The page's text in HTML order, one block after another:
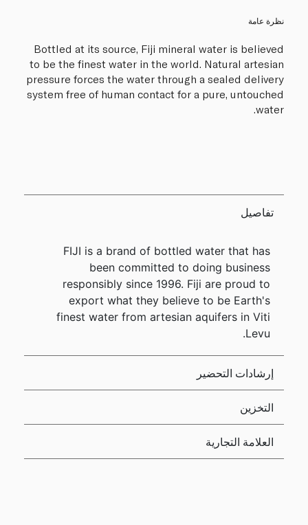
نظرة عامة
Bottled at its source, Fiji mineral water is believed
to be the finest water in the world. Natural artesian
pressure forces the water through a sealed delivery
system free of human contact for a pure, untouched
water.
تفاصيل
FIJI is a brand of bottled water that has
been committed to doing business
responsibly since 1996. Fiji are proud to
export what they believe to be Earth's
finest water from artesian aquifers in Viti
Levu.
إرشادات التحضير
التخزين
العلامة التجارية